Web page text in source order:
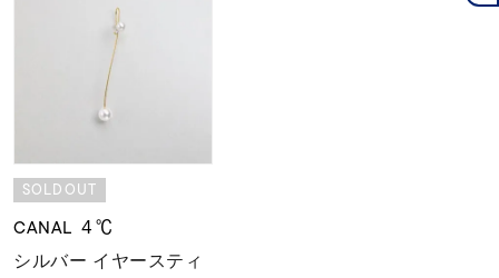
SOLDOUT
CANAL ４℃
シルバー イヤースティ